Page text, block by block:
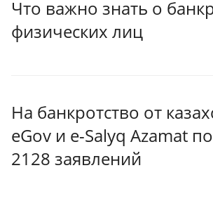
Что важно знать о
физических лиц
На банкротство от
eGov и e-Salyq Azamat
2128 заявлений